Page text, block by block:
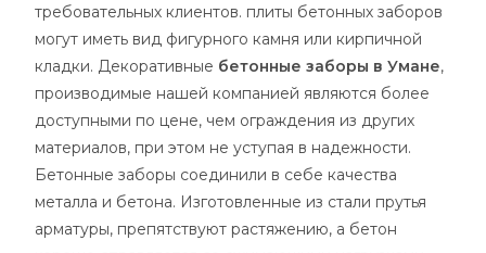
требовательных клиентов. плиты бетонных заборов
могут иметь вид фигурного камня или кирпичной
кладки. Декоративные бетонные заборы в Умане,
производимые нашей компанией являются более
доступными по цене, чем ограждения из других
материалов, при этом не уступая в надежности.
Бетонные заборы соединили в себе качества
металла и бетона. Изготовленные из стали прутья
арматуры, препятствуют растяжению, а бетон